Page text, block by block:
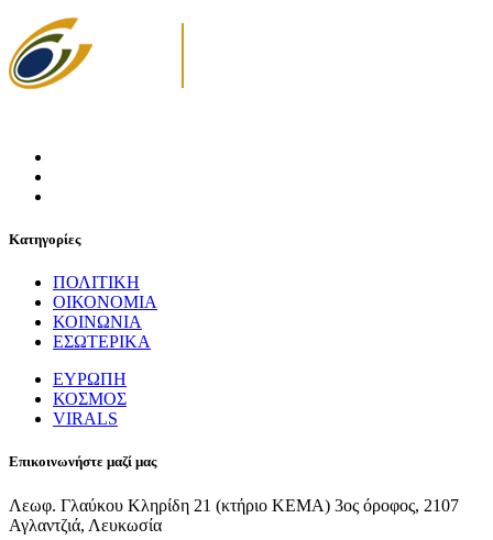
Κατηγορίες
ΠΟΛΙΤΙΚΗ
ΟΙΚΟΝΟΜΙΑ
ΚΟΙΝΩΝΙΑ
ΕΣΩΤΕΡΙΚΑ
ΕΥΡΩΠΗ
ΚΟΣΜΟΣ
VIRALS
Επικοινωνήστε μαζί μας
Λεωφ. Γλαύκου Κληρίδη 21 (κτήριο ΚΕΜΑ) 3ος όροφος, 2107
Αγλαντζιά, Λευκωσία